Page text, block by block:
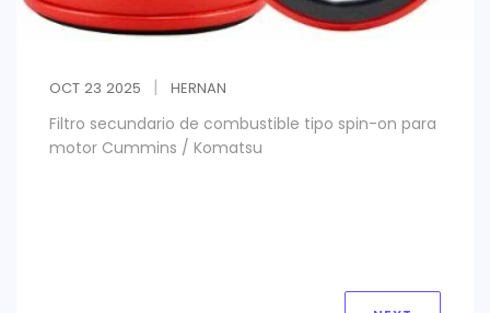
OCT 23 2025 HERNAN
Filtro secundario de combustible tipo spin-on para
motor Cummins / Komatsu